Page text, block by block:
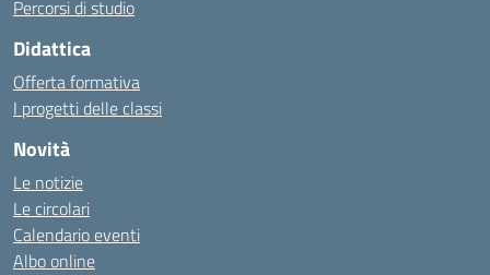
Percorsi di studio
Didattica
Offerta formativa
I progetti delle classi
Novità
Le notizie
Le circolari
Calendario eventi
Albo online